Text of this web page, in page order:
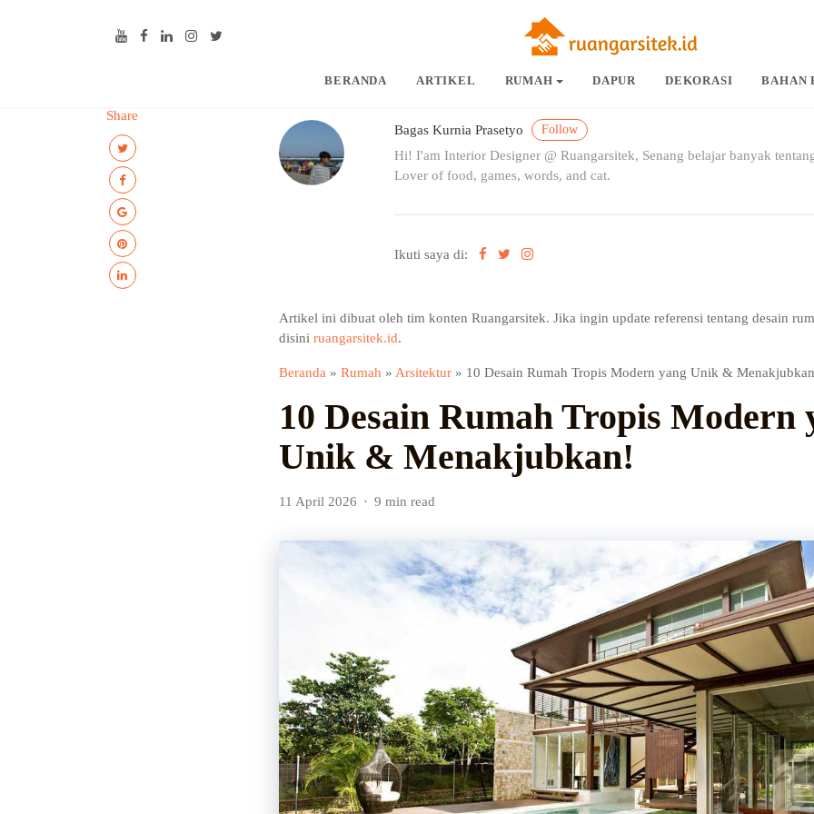
BERANDA ARTIKEL RUMAH DAPUR DEKORASI BAHAN
Share
Bagas Kurnia Prasetyo Follow
Hi! I'am Interior Designer @ Ruangarsitek, Senang belajar banyak
Lover of food, games, words, and cat.
Ikuti saya di:
Artikel ini dibuat oleh tim konten Ruangarsitek. Jika ingin update referensi tentang desain
disini ruangarsitek.id.
Beranda » Rumah » Arsitektur » 10 Desain Rumah Tropis Modern yang Unik &
10 Desain Rumah Tropis Modern
Unik & Menakjubkan!
11 April 2026 9 min read